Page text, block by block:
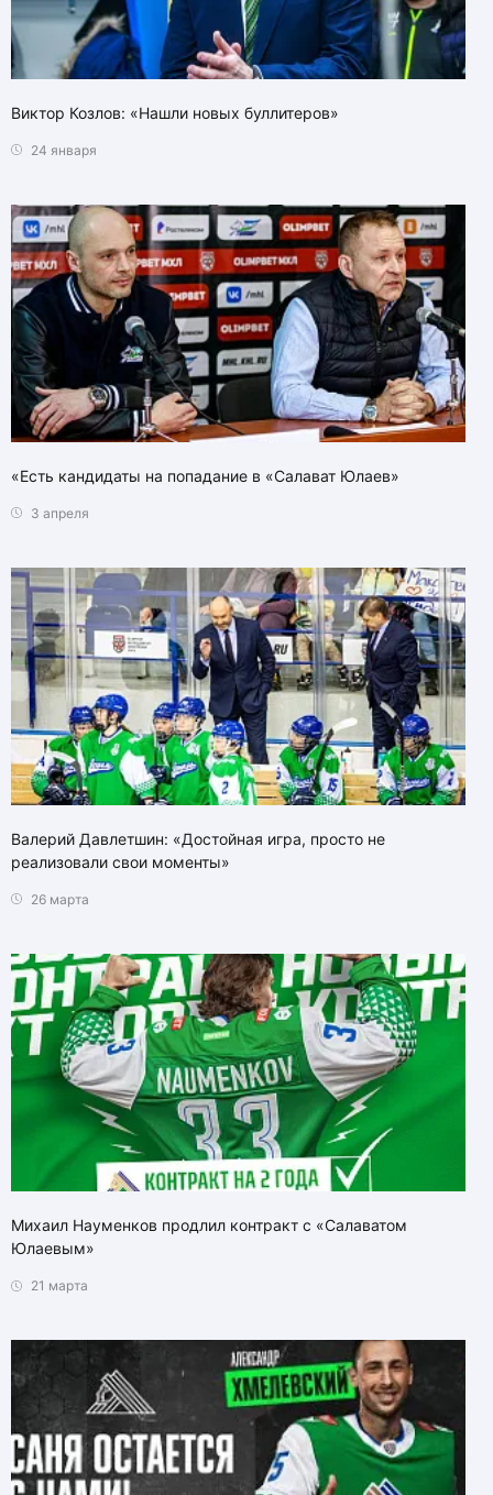
Виктор Козлов: «Нашли новых буллитеров»
24 января
«Есть кандидаты на попадание в «Салават Юлаев»
3 апреля
Валерий Давлетшин: «Достойная игра, просто не
реализовали свои моменты»
26 марта
Михаил Науменков продлил контракт с «Салаватом
Юлаевым»
21 марта